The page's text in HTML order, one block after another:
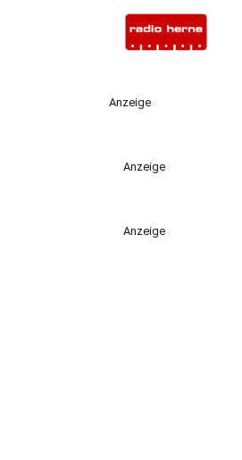
Anzeige
Anzeige
Anzeige